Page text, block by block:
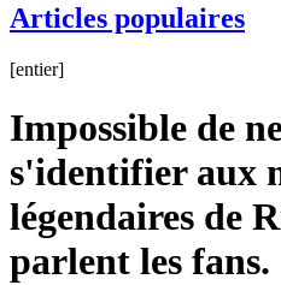
Articles populaires
[entier]
Impossible de
s'identifier aux
légendaires de
parlent les fans.